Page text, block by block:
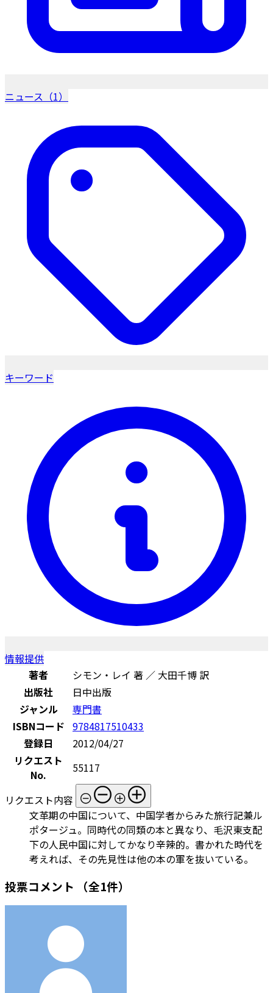
ニュース（1）
キーワード
情報提供
著者
シモン・レイ 著 ／ 大田千博 訳
出版社
日中出版
ジャンル
専門書
ISBNコード 9784817510433
登録日
2012/04/27
リクエスト
No.
55117
リクエスト内容
文革期の中国について、中国学者からみた旅行記兼ル
ポタージュ。同時代の同類の本と異なり、毛沢東支配
下の人民中国に対してかなり辛辣的。書かれた時代を
考えれば、その先見性は他の本の軍を抜いている。
投票コメント （全1件）